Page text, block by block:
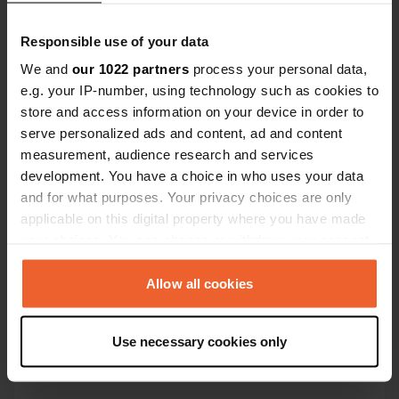
Responsible use of your data
We and our 1022 partners process your personal data,
e.g. your IP-number, using technology such as cookies to
store and access information on your device in order to
serve personalized ads and content, ad and content
measurement, audience research and services
development. You have a choice in who uses your data
and for what purposes. Your privacy choices are only
applicable on this digital property where you have made
any time from the Cookie Declaration or by clicking on
the Privacy trigger icon.
Collect information about your geographical location
which can be accurate to within several meters
Allow all cookies
Use necessary cookies only
Es-tu déjà venu ici ?
Contact
Vejrup Industrivej 7
6740, Esbjerg Kommune, Danemark
Copie
Coordonnées
55° 31' 19" N 8° 46' 23" E
55.5219679 8.7729231